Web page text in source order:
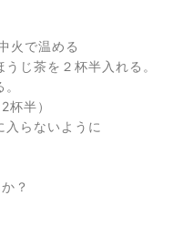
火で温める
じ茶を２杯半入れる。
杯半）
らないように
？